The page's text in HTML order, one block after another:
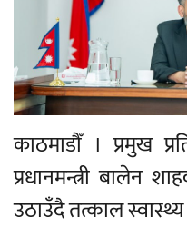
काठमाडौँ । प्रमुख
प्रधानमन्त्री बालेन
उठाउँदै तत्काल